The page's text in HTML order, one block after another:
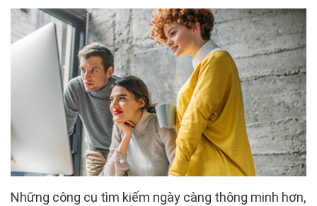
Những công cụ tìm kiếm ngày càng thông minh hơn,